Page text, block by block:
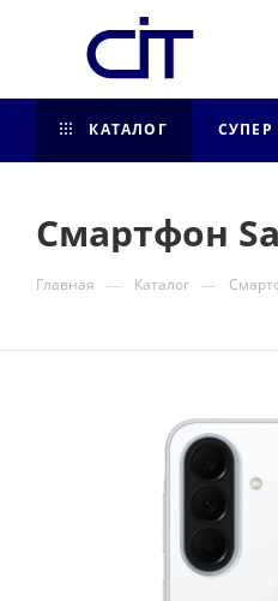
КАТАЛОГ
Смартфон
Главная — Каталог —